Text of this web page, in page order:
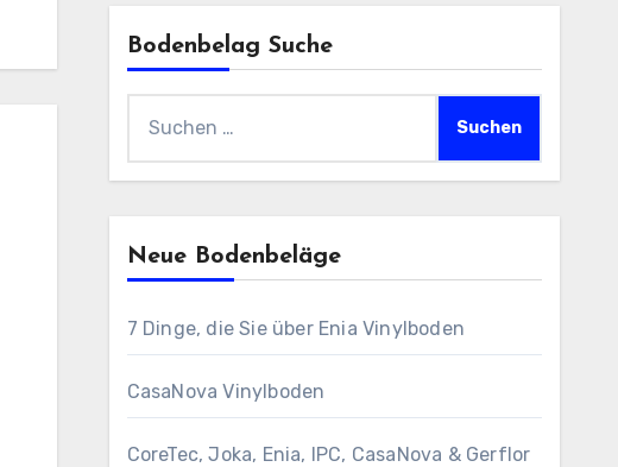
Bodenbelag Suche
nach:
Neue Bodenbeläge
7 Dinge, die Sie über Enia Vinylboden
CasaNova Vinylboden
CoreTec, Joka, Enia, IPC, CasaNova & Gerflor